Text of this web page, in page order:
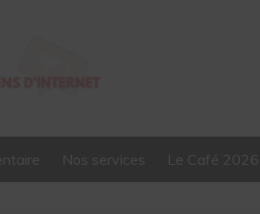
Nos services Le Café 2026